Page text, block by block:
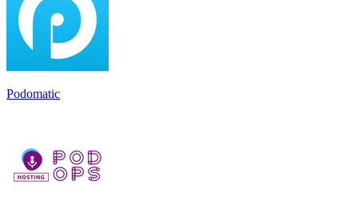
Podomatic